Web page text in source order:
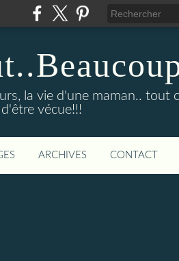
la vie d'une maman.. tout
vécue!!!
ARCHIVES CONTACT